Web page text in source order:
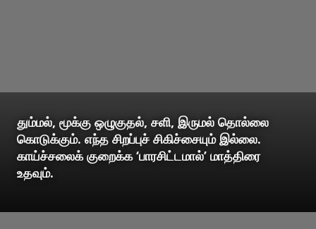
தும்மல், மூக்கு ஒழுகுதல், சளி, இருமல் தொல்லை
கொடுக்கும். எந்த சிறப்புச் சிகிச்சையும் இல்லை.
காய்ச்சலைக் குறைக்க ‘பாரசிட்டமால்’ மாத்திரை
உதவும்.